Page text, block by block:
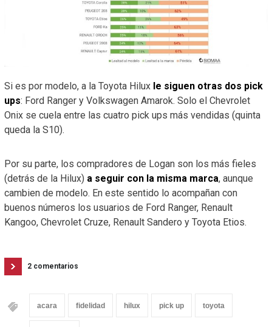
Si es por modelo, a la Toyota Hilux le siguen otras dos pick
ups: Ford Ranger y Volkswagen Amarok. Solo el Chevrolet
Onix se cuela entre las cuatro pick ups más vendidas (quinta
queda la S10).
Por su parte, los compradores de Logan son los más fieles
(detrás de la Hilux) a seguir con la misma marca, aunque
cambien de modelo. En este sentido lo acompañan con
buenos números los usuarios de Ford Ranger, Renault
Kangoo, Chevrolet Cruze, Renault Sandero y Toyota Etios.
2 comentarios
acara fidelidad hilux pick up toyota